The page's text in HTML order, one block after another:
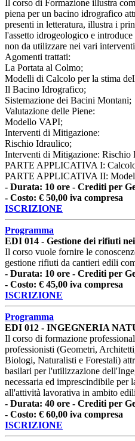
Il corso di Formazione illustra
piena per un bacino idrografico
presenti in letteratura, illustra i
l'assetto idrogeologico e
non da utilizzare nei vari
Agomenti trattati:
La Portata al Colmo;
Modelli di Calcolo per la stima
Il Bacino Idrografico;
Sistemazione dei Bacini Montani;
Valutazione delle Piene:
Modello VAPI;
Interventi di Mitigazione:
Rischio Idraulico;
Interventi di Mitigazione: Rischio
PARTE APPLICATIVA I:
PARTE APPLICATIVA II:
- Durata: 10 ore - Crediti per
- Costo: € 50,00 iva compresa
ISCRIZIONE
Programma
EDI 014 - Gestione dei rifiuti
Il corso vuole fornire le
gestione rifiuti da cantieri edili
- Durata: 10 ore - Crediti per
- Costo: € 45,00 iva compresa
ISCRIZIONE
Programma
EDI 012 - INGEGNERIA
Il corso di formazione
professionisti (Geometri,
Biologi, Naturalisti e Forestali)
basilari per l'utilizzazione
necessaria ed imprescindibile per
all'attività lavorativa in ambito
- Durata: 40 ore - Crediti per
- Costo: € 60,00 iva compresa
ISCRIZIONE